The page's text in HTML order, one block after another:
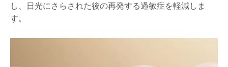
し、日光にさらされた後の再発する過敏症を軽減しま
す。